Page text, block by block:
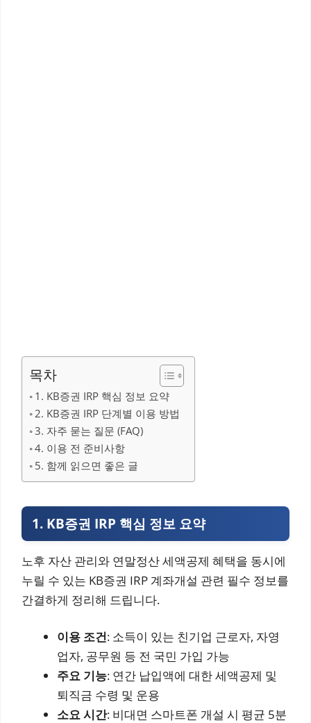
목차
1. KB증권 IRP 핵심 정보 요약
2. KB증권 IRP 단계별 이용 방법
3. 자주 묻는 질문 (FAQ)
4. 이용 전 준비사항
5. 함께 읽으면 좋은 글
1. KB증권 IRP 핵심 정보 요약
노후 자산 관리와 연말정산 세액공제 혜택을 동시에
누릴 수 있는 KB증권 IRP 계좌개설 관련 필수 정보를
간결하게 정리해 드립니다.
이용 조건: 소득이 있는 친기업 근로자, 자영
업자, 공무원 등 전 국민 가입 가능
주요 기능: 연간 납입액에 대한 세액공제 및
퇴직금 수령 및 운용
소요 시간: 비대면 스마트폰 개설 시 평균 5분